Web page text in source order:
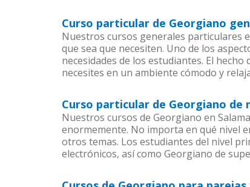
Curso particular de Georgiano
Nuestros cursos generales particulares
que sea que necesiten. Uno de los
necesidades de los estudiantes. El
necesites en un ambiente cómodo y
Curso particular de Georgiano de
Nuestros cursos de Georgiano en
enormemente. No importa en qué nivel
otros temas. Los estudiantes del nivel
electrónicos, así como Georgiano de